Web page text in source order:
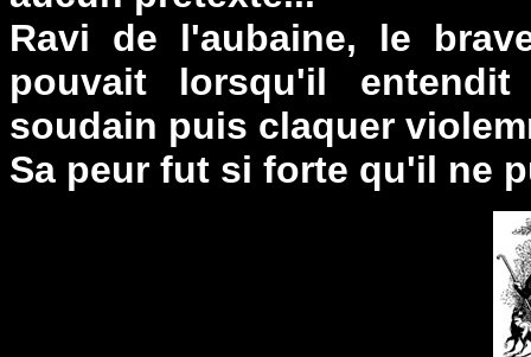
Ravi de l'aubaine, le
pouvait lorsqu'il
soudain puis claquer
Sa peur fut si forte qu'il ne